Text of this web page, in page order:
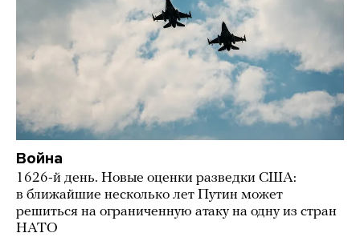
Война
1626-й день. Новые оценки разведки США:
в ближайшие несколько лет Путин может
решиться на ограниченную атаку на одну из стран
НАТО